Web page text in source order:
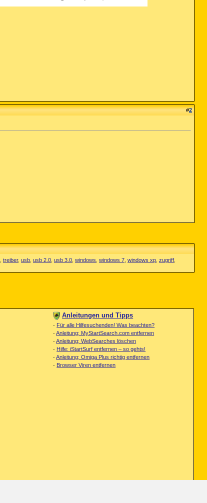
#2
treiber, usb usb 2.0 usb 3.0 windows windows 7 windows xp zugriff
Anleitungen und Tipps
- Für alle Hilfesuchenden! Was beachten?
-Anleitung: MyStartSearch.com entfernen
-Anleitung: WebSearches löschen
- Hilfe: iStartSurf entfernen – so gehts!
-Anleitung: Omiga Plus richtig entfernen
- Browser Viren entfernen